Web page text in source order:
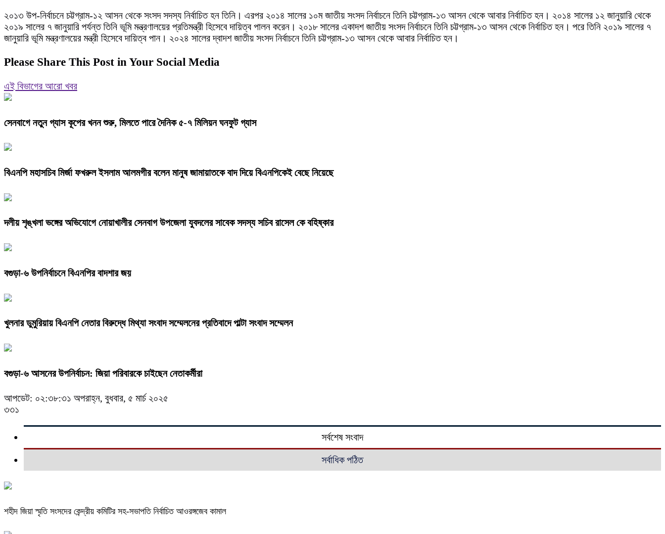
২০১৩ উপ-নির্বাচনে চট্টগ্রাম-১২ আসন থেকে সংসদ সদস্য নির্বাচিত হন তিনি। এরপর ২০১৪ সালের ১০ম জাতীয় সংসদ নির্বাচনে তিনি চট্টগ্রাম-১৩ আসন থেকে আবার নির্বাচিত হন। ২০১৪ সালের ১২ জানুয়ারি থেকে
২০১৯ সালের ৭ জানুয়ারি পর্যন্ত তিনি ভূমি মন্ত্রণালয়ের প্রতিমন্ত্রী হিসেবে দায়িত্ব পালন করেন। ২০১৮ সালের একাদশ জাতীয় সংসদ নির্বাচনে তিনি চট্টগ্রাম-১৩ আসন থেকে নির্বাচিত হন। পরে তিনি ২০১৯ সালের ৭
জানুয়ারি ভূমি মন্ত্রণালয়ের মন্ত্রী হিসেবে দায়িত্ব পান। ২০২৪ সালের দ্বাদশ জাতীয় সংসদ নির্বাচনে তিনি চট্টগ্রাম-১৩ আসন থেকে আবার নির্বাচিত হন।
Please Share This Post in Your Social Media
এই বিভাগের আরো খবর
সেনবাগে নতুন গ্যাস কূপের খনন শুরু, মিলতে পারে দৈনিক ৫-৭ মিলিয়ন ঘনফুট গ্যাস
বিএনপি মহাসচিব মির্জা ফখরুল ইসলাম আলমগীর বলেন মানুষ জামায়াতকে বাদ দিয়ে বিএনপিকেই বেছে নিয়েছে
দলীয় শৃঙ্খলা ভঙ্গের অভিযোগে নোয়াখালীর সেনবাগ উপজেলা যুবদলের সাবেক সদস্য সচিব রাসেল কে বহিষ্কার
বগুড়া-৬ উপনির্বাচনে বিএনপির বাদশার জয়
খুলনার ডুমুরিয়ায় বিএনপি নেতার বিরুদ্ধে মিথ্যা সংবাদ সম্মেলনের প্রতিবাদে পাল্টা সংবাদ সম্মেলন
বগুড়া-৬ আসনের উপনির্বাচন: জিয়া পরিবারকে চাইছেন নেতাকর্মীরা
আপডেট: ০২:৩৮:৩১ অপরাহ্ন, বুধবার, ৫ মার্চ ২০২৫
৩৩১
সর্বশেষ সংবাদ
সর্বাধিক পঠিত
শহীদ জিয়া স্মৃতি সংসদের কেন্দ্রীয় কমিটির সহ-সভাপতি নির্বাচিত আওরঙ্গজেব কামাল